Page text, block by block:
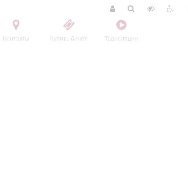
Контакты Купить билет Трансляции